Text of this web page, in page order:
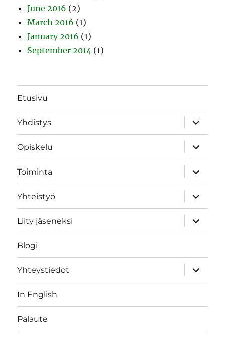
June 2016 (2)
March 2016 (1)
January 2016 (1)
September 2014 (1)
Etusivu
Yhdistys
expand
child
menu
Opiskelu
expand
child
menu
Toiminta
expand
child
menu
Yhteistyö
expand
child
menu
Liity jäseneksi
expand
child
menu
Blogi
Yhteystiedot
expand
child
menu
In English
Palaute